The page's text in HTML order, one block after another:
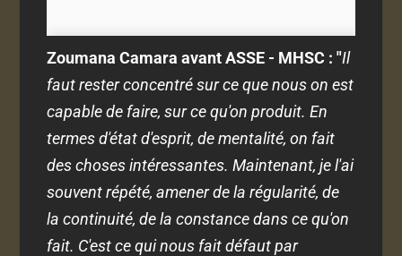
Zoumana Camara avant ASSE - MHSC : "Il
faut rester concentré sur ce que nous on est
capable de faire, sur ce qu'on produit. En
termes d'état d'esprit, de mentalité, on fait
des choses intéressantes. Maintenant, je l'ai
souvent répété, amener de la régularité, de
la continuité, de la constance dans ce qu'on
fait. C'est ce qui nous fait défaut par